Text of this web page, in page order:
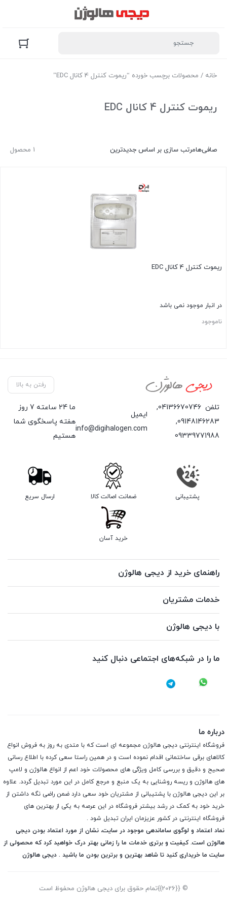
خانه / محصولات برچسب خورده “ریموت کنترل 4 کانال EDC”
ریموت کنترل 4 کانال EDC
1 محصول صافی‌هامرتب سازی بر اساس جدیدترین
ریموت کنترل 4 کانال EDC
در انبار موجود نمی باشد
ناموجود
رفتن به بالا
تلفن 04136670746
,
09148146283
,
09339771988
ایمیل
info@digihalogen.com
ما 24 ساعته 7 روز
هفته پاسخگوی شما
هستیم
پشتیبانی ضمانت اصالت کالا ارسال سریع
خرید آسان
راهنمای خرید از دیجی هالوژن
خدمات مشتریان
با دیجی هالوژن
ما را در شبکه‌های اجتماعی دنبال کنید
درباره ما
فروشگاه اینترنتی دیجی هالوژن مجموعه ای است که با متدی به روز به فروش انواع
کالاهای برقی ساختمانی اقدام نموده است و در همین راستا سعی کرده با اطلاع رسانی
صحیح و دقیق و بررسی کامل ویژگی های محصولات خود اعم از انواع هالوژن و لامپ
های هالوژن و ریسه روشنایی به یک منبع و مرجع کامل در این مورد تبدیل گردد. علاوه
بر این دیجی هالوژن با پشتیبانی از مشتریان خود سعی دارد ضمن راضی نگه داشتن از
خرید خود به کمک در رشد بیشتر فروشگاه در این عرصه به یکی از بهترین های
فروشگاه اینترنتی در کشور عزیزمان ایران تبدیل شود .
نماد اعتماد و لوگوی ساماندهی موجود در سایت، نشان از مورد اعتماد بودن دیجی
هالوژن است. کیفیت و برتری خدمات ما را زمانی بهتر درک خواهید کرد که محصولی از
سایت ما خریداری کنید تا شاهد بهترین و برترین بودن ما باشید . دیجی هالوژن
© {{2026}}تمام حقوق برای دیجی هالوژن محفوظ است